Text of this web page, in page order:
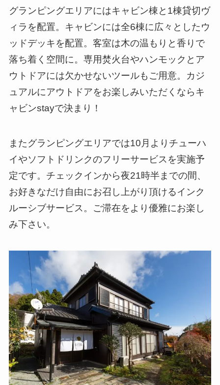
グランピングエリアにはキャビン棟と1棟貸切ヴ
ィラを配置。キャビンには全6棟に広々としたウ
ッドデッキを配置。客室は木の温もりと香りで
落ち着く空間に。専用焚火台やハンモックとア
ウトドアには欠かせないツールもご用意。カジ
ュアルにアウトドアをお楽しみいただくならキ
ャビンstayで決まり！
またグランピングエリアでは10月よりチューハ
イやソフトドリンクのフリーサービスを実施予
定です。チェックインから夜21時半までの間、
お好きなだけ自由にお召し上がり頂けるインク
ルーシブサービス。ご滞在をより優雅にお楽し
み下さい。